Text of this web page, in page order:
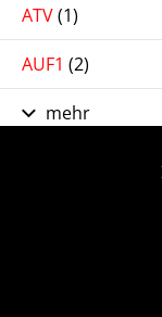
ATV(1)
AUF1 (2)
mehr